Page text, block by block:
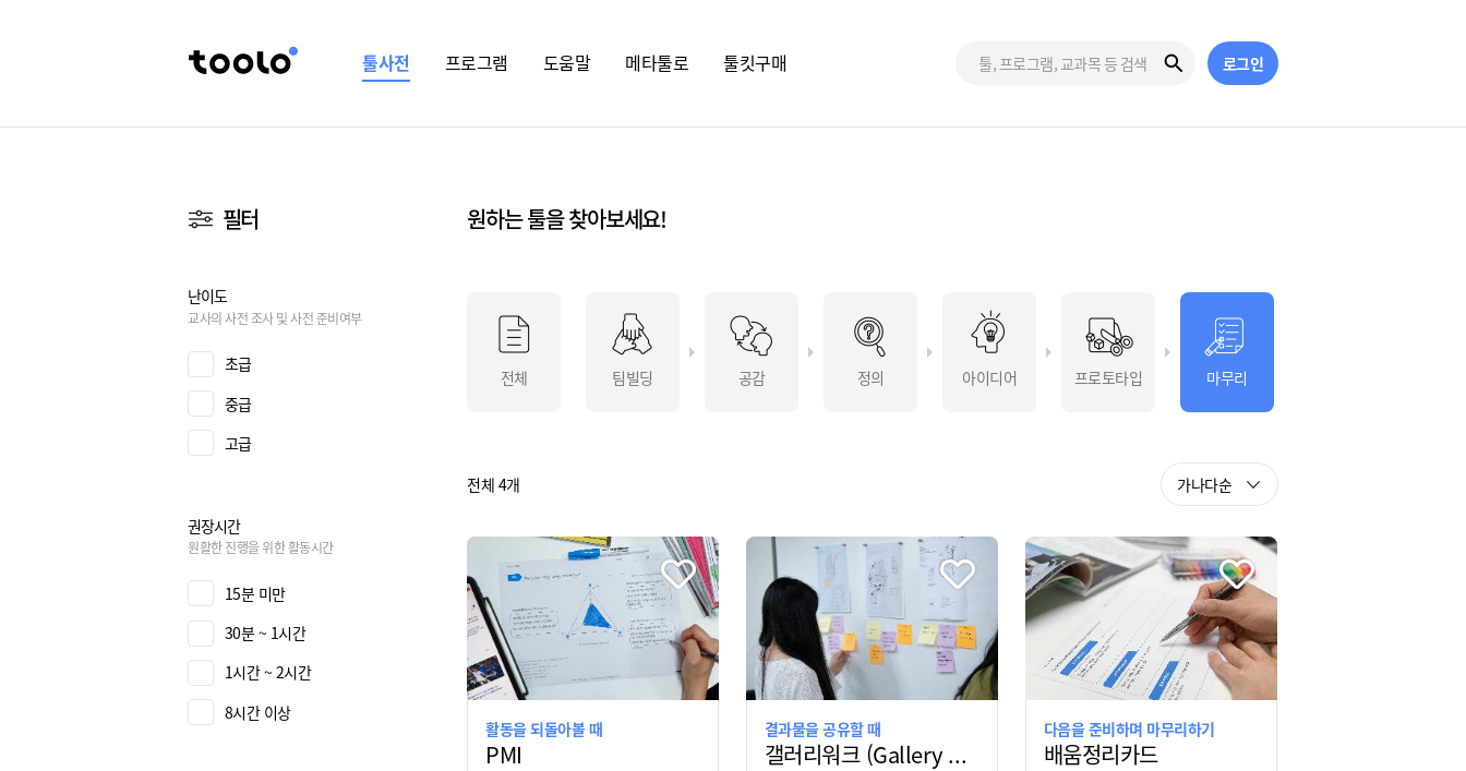
툴사전 프로그램 도움말 메타툴로 툴킷구매 로그인
필터
난이도
교사의 사전 조사 및 사전 준비여부
초급
중급
고급
권장시간
원활한 진행을 위한 활동시간
15분 미만
30분 ~ 1시간
1시간 ~ 2시간
8시간 이상
원하는 툴을 찾아보세요!
전체 팀빌딩 공감 정의 아이디어 프로토타입 마무리
전체 4개 가나다순
활동을 되돌아볼 때
PMI
결과물을 공유할 때
갤러리워크 (Gallery Walk)
다음을 준비하며 마무리하기
배움정리카드